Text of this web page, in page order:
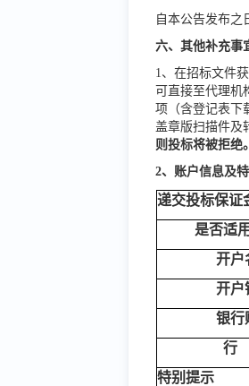
自本公告发布之
六、其他补充事
1、在招标文件
可直接至代理机
项（含登记表下
盖章版扫描件及
则投标将被拒绝
2、账户信息及
递交投标保证
是否适
开户
开户
银行
行
特别提示